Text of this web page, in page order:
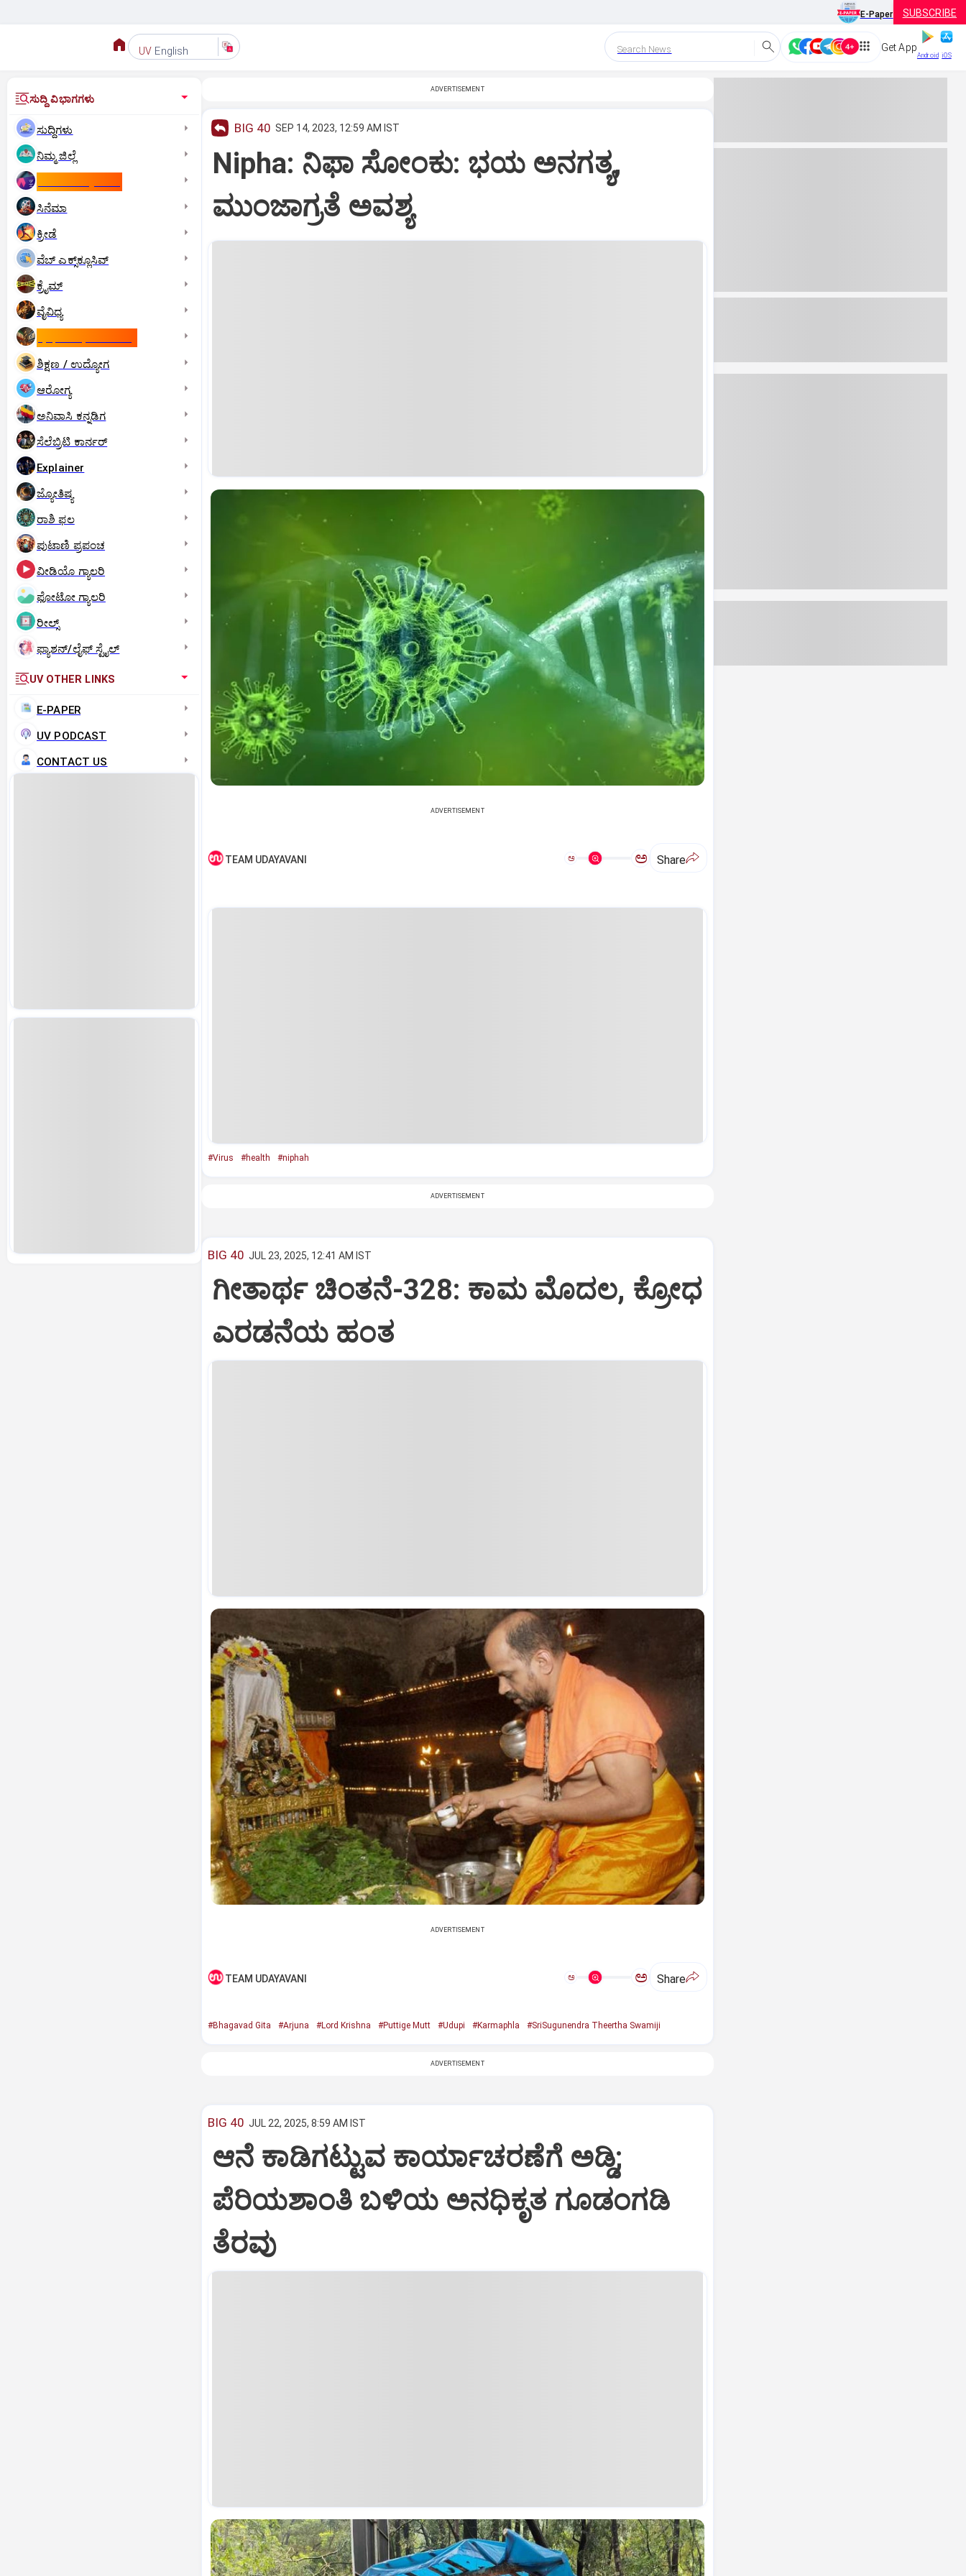
E-Paper SUBSCRIBE
UV English Search News Get App
Android iOS
ಸುದ್ದಿ ವಿಭಾಗಗಳು
ಸುದ್ದಿಗಳು
ನಿಮ್ಮ ಜಿಲ್ಲೆ
ಸಿನೆಮಾ
ಕ್ರೀಡೆ
ವೆಬ್ ಎಕ್ಸ್‌ಕ್ಲೂಸಿವ್
ಕ್ರೈಮ್
ವೈವಿಧ್ಯ
ಶಿಕ್ಷಣ / ಉದ್ಯೋಗ
ಆರೋಗ್ಯ
ಅನಿವಾಸಿ ಕನ್ನಡಿಗ
ಸೆಲೆಬ್ರಿಟಿ ಕಾರ್ನರ್‌
Explainer
ಜ್ಯೋತಿಷ್ಯ
ರಾಶಿ ಫಲ
ಪುಟಾಣಿ ಪ್ರಪಂಚ
ವೀಡಿಯೊ ಗ್ಯಾಲರಿ
ಫೋಟೋ ಗ್ಯಾಲರಿ
ರೀಲ್ಸ್
ಫ್ಯಾಶನ್/ಲೈಫ್‌ ಸ್ಟೈಲ್
UV OTHER LINKS
E-PAPER
UV PODCAST
CONTACT US
ADVERTISEMENT
BIG 40 SEP 14, 2023, 12:59 AM IST
Nipha: ನಿಫಾ ಸೋಂಕು: ಭಯ ಅನಗತ್ಯ,
ಮುಂಜಾಗ್ರತೆ ಅವಶ್ಯ
ADVERTISEMENT
TEAM UDAYAVANI ಅ ಅ Share
#Virus #health #niphah
ADVERTISEMENT
BIG 40 JUL 23, 2025, 12:41 AM IST
ಗೀತಾರ್ಥ ಚಿಂತನೆ-328: ಕಾಮ ಮೊದಲ, ಕ್ರೋಧ
ಎರಡನೆಯ ಹಂತ
ADVERTISEMENT
TEAM UDAYAVANI ಅ ಅ Share
#Bhagavad Gita #Arjuna #Lord Krishna #Puttige Mutt #Udupi #Karmaphla #SriSugunendra Theertha Swamiji
ADVERTISEMENT
BIG 40 JUL 22, 2025, 8:59 AM IST
ಆನೆ ಕಾಡಿಗಟ್ಟುವ ಕಾರ್ಯಾಚರಣೆಗೆ ಅಡ್ಡಿ;
ಪೆರಿಯಶಾಂತಿ ಬಳಿಯ ಅನಧಿಕೃತ ಗೂಡಂಗಡಿ
ತೆರವು